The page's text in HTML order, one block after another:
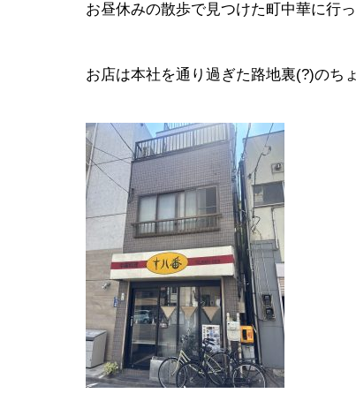
お昼休みの散歩で見つけた町中華に行
お店は本社を通り過ぎた路地裏(?)のち